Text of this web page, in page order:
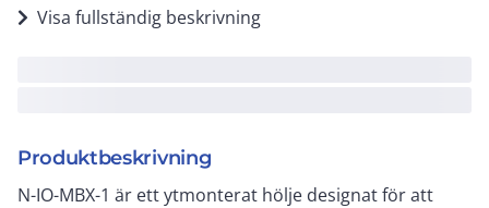
Visa fullständig beskrivning
Produktbeskrivning
N-IO-MBX-1 är ett ytmonterat hölje designat för att